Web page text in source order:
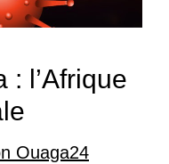
: l’Afrique
Ouaga24